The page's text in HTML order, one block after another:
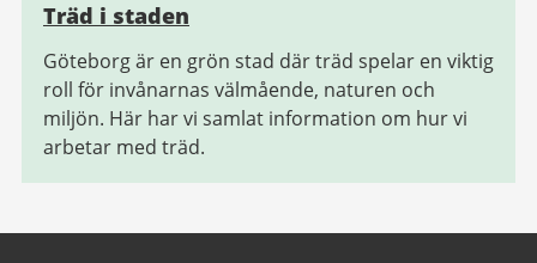
Träd i staden
Göteborg är en grön stad där träd spelar en viktig
roll för invånarnas välmående, naturen och
miljön. Här har vi samlat information om hur vi
arbetar med träd.